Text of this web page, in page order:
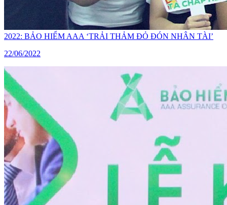
2022: BẢO HIỂM AAA ‘TRẢI THẢM ĐỎ ĐÓN NHÂN TÀI’
22/06/2022